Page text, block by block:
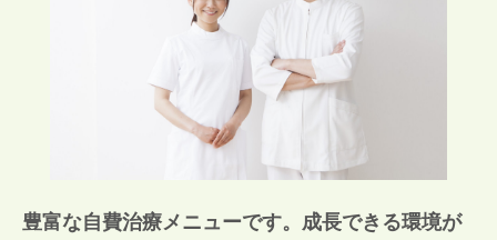
豊富な自費治療メニューです。成長できる環境が